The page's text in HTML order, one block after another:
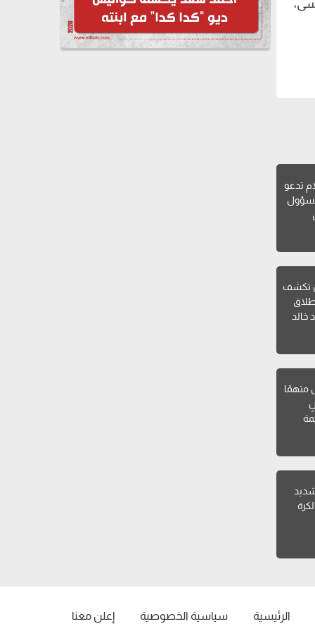
تدعو
تكشف
خالد
متهمًا
شديد
الرئيسية سياسية الخصوصية إعلن معنا